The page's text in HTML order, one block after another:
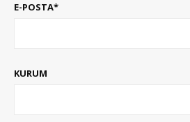
E-POSTA*
KURUM